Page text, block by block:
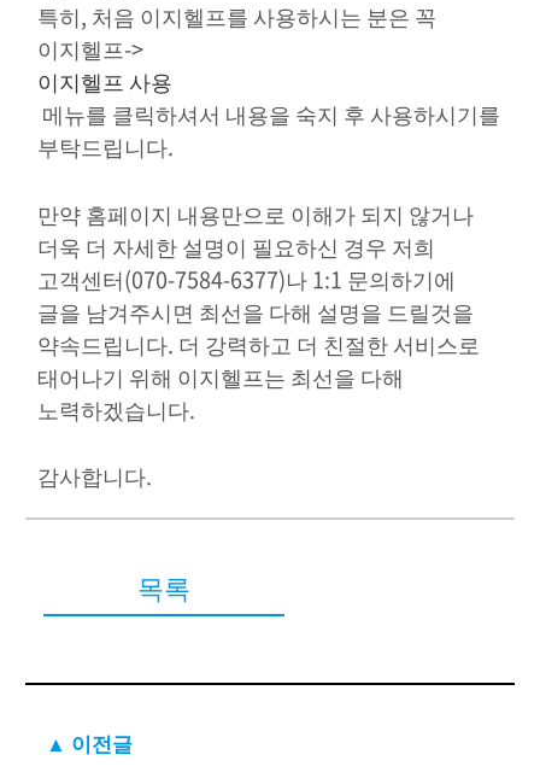
특히, 처음 이지헬프를 사용하시는 분은 꼭
이지헬프->
이지헬프 사용
메뉴를 클릭하셔서 내용을 숙지 후 사용하시기를
부탁드립니다.
만약 홈페이지 내용만으로 이해가 되지 않거나
더욱 더 자세한 설명이 필요하신 경우 저희
고객센터(070-7584-6377)나 1:1 문의하기에
글을 남겨주시면 최선을 다해 설명을 드릴것을
약속드립니다. 더 강력하고 더 친절한 서비스로
태어나기 위해 이지헬프는 최선을 다해
노력하겠습니다.
감사합니다.
목록
▲ 이전글